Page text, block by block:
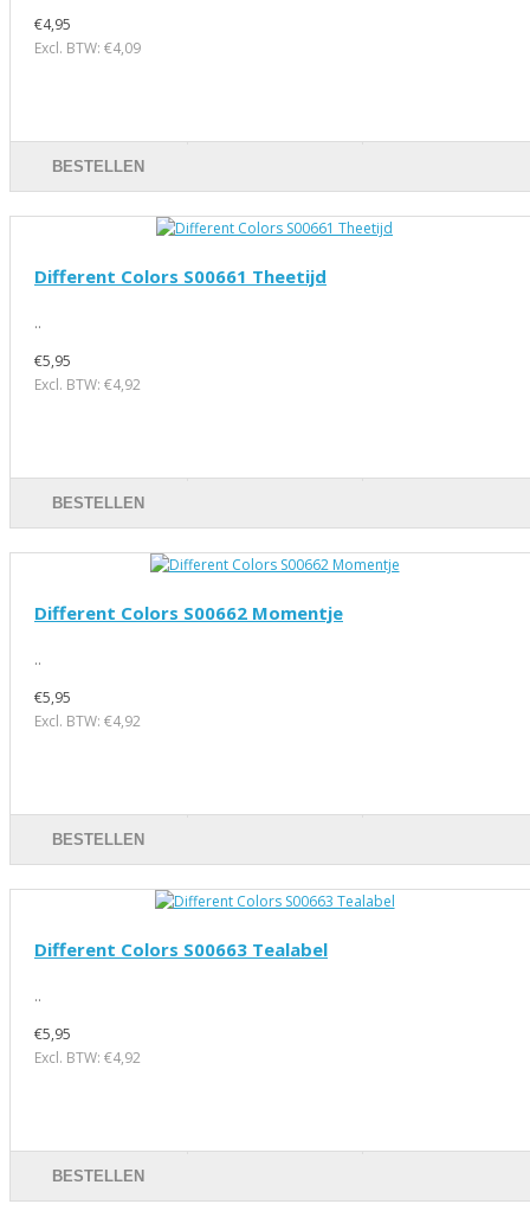
€4,95
Excl. BTW: €4,09
BESTELLEN
Different Colors S00661 Theetijd
..
€5,95
Excl. BTW: €4,92
BESTELLEN
Different Colors S00662 Momentje
..
€5,95
Excl. BTW: €4,92
BESTELLEN
Different Colors S00663 Tealabel
..
€5,95
Excl. BTW: €4,92
BESTELLEN